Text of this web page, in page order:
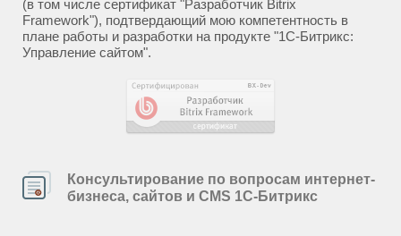
(в том числе сертификат "Разработчик Bitrix
Framework"), подтвердающий мою компетентность в
плане работы и разработки на продукте "1С-Битрикс:
Управление сайтом".
Консультирование по вопросам интернет-
бизнеса, сайтов и CMS 1С-Битрикс